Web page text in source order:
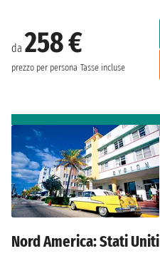
da 258 €
prezzo per persona Tasse incluse
Nord America: Stati Uniti